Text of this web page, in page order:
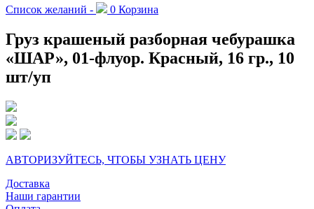
Список желаний - 0 Корзина
Груз крашеный разборная чебурашка
«ШАР», 01-флуор. Красный, 16 гр., 10
шт/уп
АВТОРИЗУЙТЕСЬ, ЧТОБЫ УЗНАТЬ ЦЕНУ
Доставка
Наши гарантии